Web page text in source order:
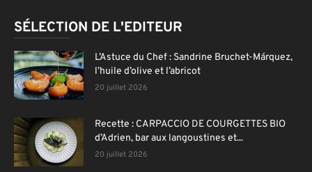
SÉLECTION DE L'EDITEUR
L’Astuce du Chef : Sandrine Bruchet-Márquez,
l’huile d’olive et l’abricot
20 juillet 2026
Recette : CARPACCIO DE COURGETTES BIO
d’Adrien, bar aux langoustines et...
20 juillet 2026